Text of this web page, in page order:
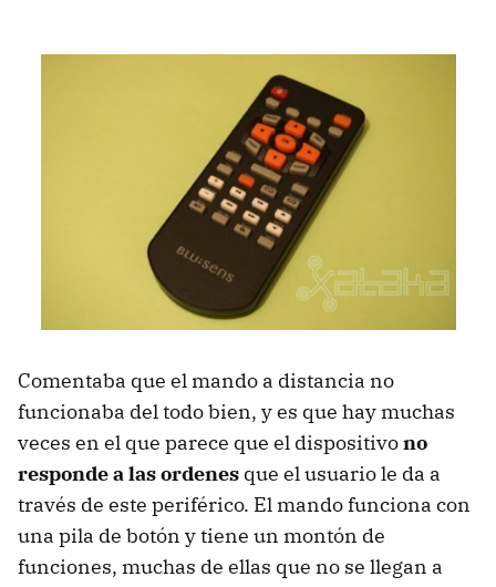
Comentaba que el mando a distancia no
funcionaba del todo bien, y es que hay muchas
veces en el que parece que el dispositivono
responde a las ordenes que el usuario le da a
través de este periférico. El mando funciona con
una pila de botón y tiene un montón de
funciones, muchas de ellas que no se llegan a